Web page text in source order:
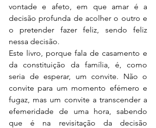
vontade e afeto, em que amar é a
decisão profunda de acolher o outro e
o pretender fazer feliz, sendo feliz
nessa decisão.
Este livro, porque fala de casamento e
da constituição da família, é, como
seria de esperar, um convite. Não o
convite para um momento efémero e
fugaz, mas um convite a transcender a
efemeridade de uma hora, sabendo
que é na revisitação da decisão